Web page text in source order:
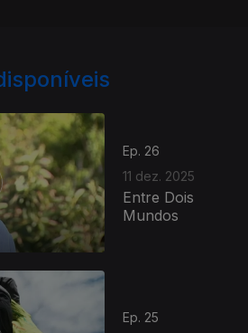
Ep. 26
11 dez. 2025
Entre Dois
Mundos
Ep. 25